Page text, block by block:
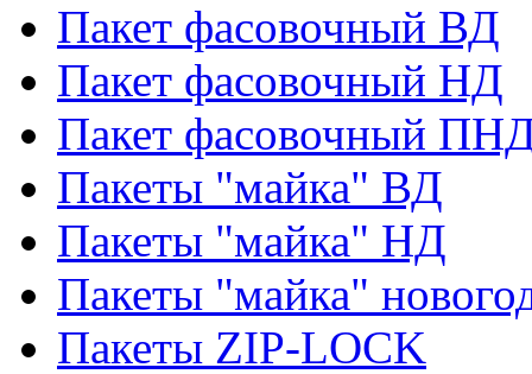
Пакет фасовочный ВД
Пакет фасовочный НД
Пакет фасовочный
Пакеты "майка" ВД
Пакеты "майка" НД
Пакеты "майка"
Пакеты ZIP-LOCK